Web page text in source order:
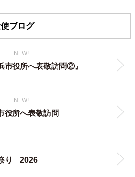
ブログ
NEW!
市役所へ表敬訪問②』
NEW!
役所へ表敬訪問
り 2026